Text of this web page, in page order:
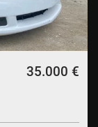
35.000 €